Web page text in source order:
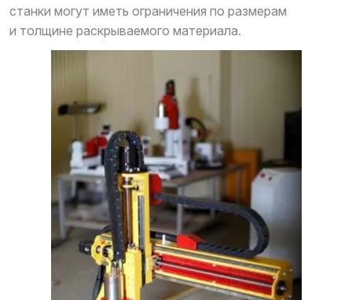
станки могут иметь ограничения по размерам
и толщине раскрываемого материала.